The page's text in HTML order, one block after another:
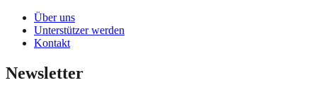
Über uns
Unterstützer werden
Kontakt
Newsletter